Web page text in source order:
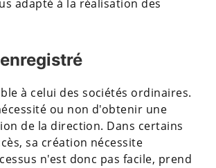
adapté à la réalisation des
à celui des sociétés ordinaires.
ou non d'obtenir une
de la direction. Dans certains
sa création nécessite
n'est donc pas facile, prend